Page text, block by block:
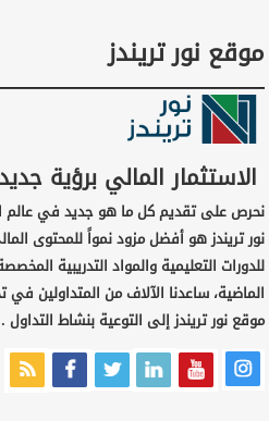
موقع نور تريندز
الاستثمار المالي برؤية
نحرص على تقديم كل ما هو جديد في عالم
نور تريندز هو أفضل مزود نمواً للمحتوى
للدورات التعليمية والمواد التدريبية
الماضية، ساعدنا الآلاف من المتداولين
موقع نور تريندز إلى التوعية بنشاط